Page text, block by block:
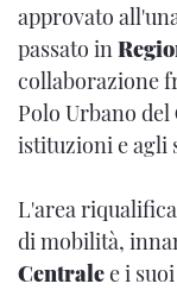
approvato
passato in
collaborazione
Polo Urbano del
istituzioni e agli
L'area
di mobilità,
Centralee i suoi